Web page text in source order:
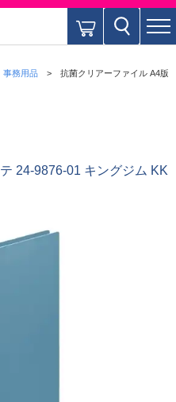
事務用品 抗菌クリアーファイル A4版
24-9876-01 キングジム KK